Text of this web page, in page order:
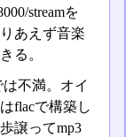
streamを
あえず音楽
る。
不満。オイ
flacで構築し
譲ってmp3